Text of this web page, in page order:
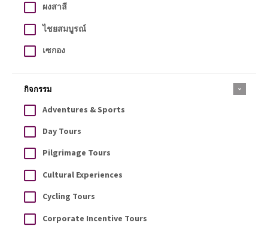
ผงสาลี
ไชยสมบูรณ์
เซกอง
กิจกรรม
Adventures & Sports
Day Tours
Pilgrimage Tours
Cultural Experiences
Cycling Tours
Corporate Incentive Tours